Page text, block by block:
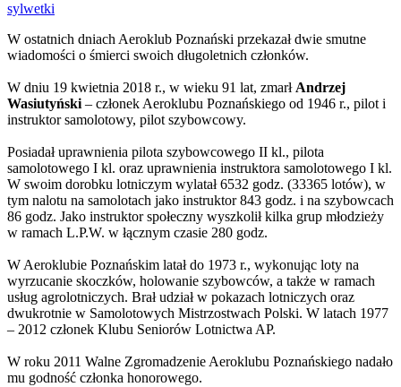
sylwetki
W ostatnich dniach Aeroklub Poznański przekazał dwie smutne
wiadomości o śmierci swoich długoletnich członków.
W dniu 19 kwietnia 2018 r., w wieku 91 lat, zmarł Andrzej
Wasiutyński – członek Aeroklubu Poznańskiego od 1946 r., pilot i
instruktor samolotowy, pilot szybowcowy.
Posiadał uprawnienia pilota szybowcowego II kl., pilota
samolotowego I kl. oraz uprawnienia instruktora samolotowego I kl.
W swoim dorobku lotniczym wylatał 6532 godz. (33365 lotów), w
tym nalotu na samolotach jako instruktor 843 godz. i na szybowcach
86 godz. Jako instruktor społeczny wyszkolił kilka grup młodzieży
w ramach L.P.W. w łącznym czasie 280 godz.
W Aeroklubie Poznańskim latał do 1973 r., wykonując loty na
wyrzucanie skoczków, holowanie szybowców, a także w ramach
usług agrolotniczych. Brał udział w pokazach lotniczych oraz
dwukrotnie w Samolotowych Mistrzostwach Polski. W latach 1977
– 2012 członek Klubu Seniorów Lotnictwa AP.
W roku 2011 Walne Zgromadzenie Aeroklubu Poznańskiego nadało
mu godność członka honorowego.